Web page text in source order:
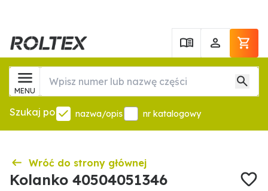
MENU
Szukaj po nazwa/opis nr katalogowy
Wróć do strony głównej
Kolanko 40504051346